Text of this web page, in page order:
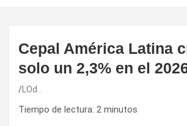
Cepal América Latina
solo un 2,3% en el
LOd .
Tiempo de lectura: 2 minutos